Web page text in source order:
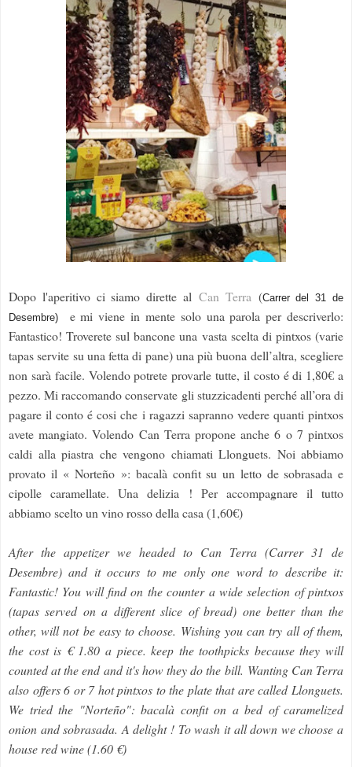
Dopo l'aperitivo ci siamo dirette al Can Terra(Carrer del 31 de
Desembre)
e mi viene in mente solo una parola per descriverlo:
Fantastico! Troverete sul bancone una vasta scelta di pintxos (varie
tapas servite su una fetta di pane) una più buona dell’altra, scegliere
non sarà facile. Volendo potrete provarle tutte, il costo é di 1,80€ a
pezzo. Mi raccomando conservate gli stuzzicadenti perché all’ora di
pagare il conto é cosi che i ragazzi sapranno vedere quanti pintxos
avete mangiato. Volendo Can Terra propone anche 6 o 7 pintxos
caldi alla piastra che vengono chiamati Llonguets. Noi abbiamo
provato il « Norteño »: bacalà confit su un letto de sobrasada e
cipolle caramellate. Una delizia ! Per accompagnare il tutto
abbiamo scelto un vino rosso della casa (1,60€)
After the appetizer we headed to Can Terra (Carrer 31 de
Desembre) and it occurs to me only one word to describe it:
Fantastic! You will find on the counter a wide selection of pintxos
(tapas served on a different slice of bread) one better than the
other, will not be easy to choose. Wishing you can try all of them,
the cost is € 1.80 a piece. keep the toothpicks because they will
counted at the end and it's how they do the bill. Wanting Can Terra
also offers 6 or 7 hot pintxos to the plate that are called Llonguets.
We tried the "Norteño": bacalà confit on a bed of caramelized
onion and sobrasada. A delight ! To wash it all down we choose a
house red wine (1.60 €)